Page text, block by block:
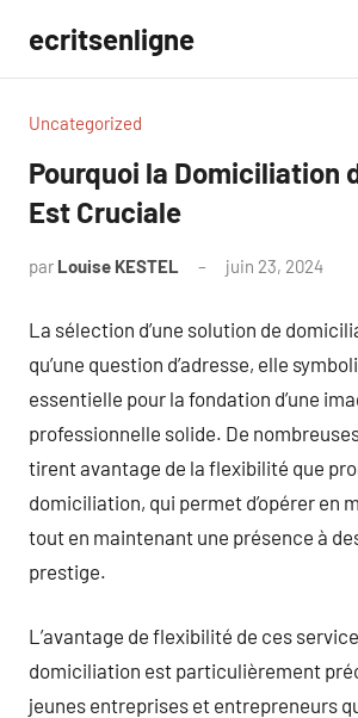
contenu
ecritsenligne
Uncategorized
Pourquoi la Domiciliation
Est Cruciale
par Louise KESTEL juin 23, 2024
La sélection d’une solution de
qu’une question d’adresse, elle
essentielle pour la fondation d’une
professionnelle solide. De
tirent avantage de la flexibilité que
domiciliation, qui permet d’opérer en
tout en maintenant une présence à
prestige.
L’avantage de flexibilité de ces
domiciliation est particulièrement
jeunes entreprises et entrepreneurs